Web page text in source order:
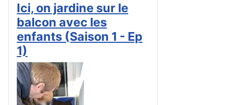
Ici, on jardine sur le
balcon avec les
enfants (Saison 1 - Ep
1)